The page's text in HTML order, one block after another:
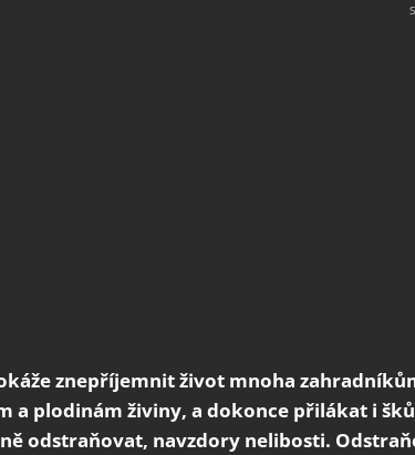
znepříjemnit život mnoha
a plodinám živiny, a dokonce přilákat i
odstraňovat, navzdory nelibosti.